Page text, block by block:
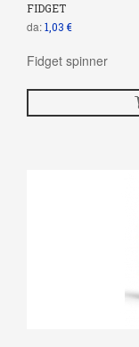
FIDGET
da:1,03 €
Fidget spinner